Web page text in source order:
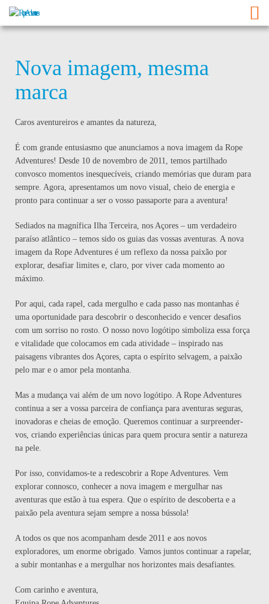
Nova imagem, mesma
marca
Caros aventureiros e amantes da natureza,
É com grande entusiasmo que anunciamos a nova imagem da Rope
Adventures! Desde 10 de novembro de 2011, temos partilhado
convosco momentos inesquecíveis, criando memórias que duram para
sempre. Agora, apresentamos um novo visual, cheio de energia e
pronto para continuar a ser o vosso passaporte para a aventura!
Sediados na magnífica Ilha Terceira, nos Açores – um verdadeiro
paraíso atlântico – temos sido os guias das vossas aventuras. A nova
imagem da Rope Adventures é um reflexo da nossa paixão por
explorar, desafiar limites e, claro, por viver cada momento ao
máximo.
Por aqui, cada rapel, cada mergulho e cada passo nas montanhas é
uma oportunidade para descobrir o desconhecido e vencer desafios
com um sorriso no rosto. O nosso novo logótipo simboliza essa força
e vitalidade que colocamos em cada atividade – inspirado nas
paisagens vibrantes dos Açores, capta o espírito selvagem, a paixão
pelo mar e o amor pela montanha.
Mas a mudança vai além de um novo logótipo. A Rope Adventures
continua a ser a vossa parceira de confiança para aventuras seguras,
inovadoras e cheias de emoção. Queremos continuar a surpreender-
vos, criando experiências únicas para quem procura sentir a natureza
na pele.
Por isso, convidamos-te a redescobrir a Rope Adventures. Vem
explorar connosco, conhecer a nova imagem e mergulhar nas
aventuras que estão à tua espera. Que o espírito de descoberta e a
paixão pela aventura sejam sempre a nossa bússola!
A todos os que nos acompanham desde 2011 e aos novos
exploradores, um enorme obrigado. Vamos juntos continuar a rapelar,
a subir montanhas e a mergulhar nos horizontes mais desafiantes.
Com carinho e aventura,